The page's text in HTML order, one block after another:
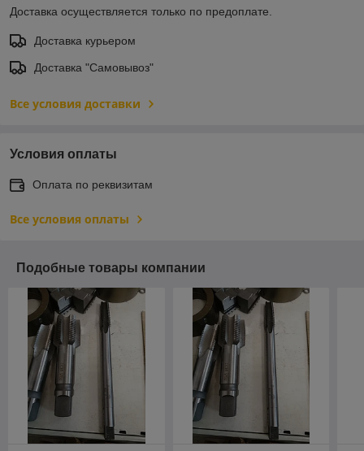
Доставка осуществляется только по предоплате.
Доставка курьером
Доставка "Самовывоз"
Все условия доставки
Условия оплаты
Оплата по реквизитам
Все условия оплаты
Подобные товары компании